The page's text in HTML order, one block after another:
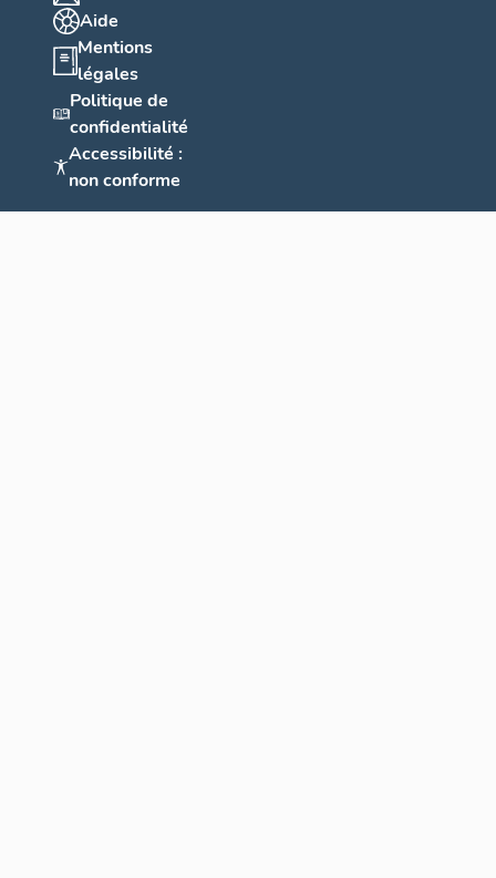
Aide
Mentions
légales
Politique de
confidentialité
Accessibilité :
non conforme